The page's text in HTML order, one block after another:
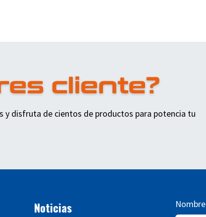
y disfruta de cientos de productos para potencia tu
Noticias Nombre